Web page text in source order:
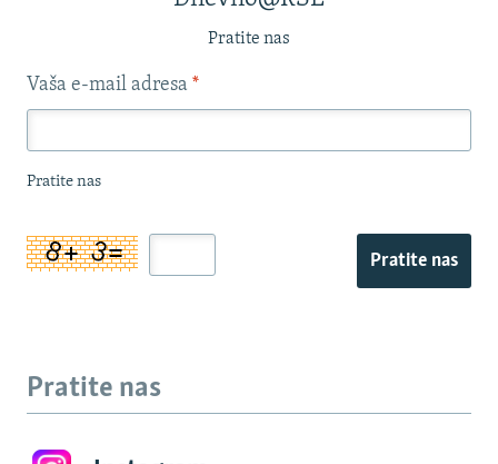
Pratite nas
Vaša e-mail adresa *
Pratite nas
Pratite nas
Pratite nas